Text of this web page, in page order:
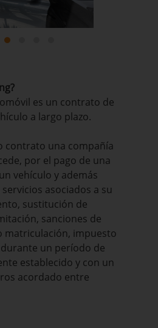
es un contrato de
a largo plazo.
contrato una compañía
por el pago de una
vehículo y además
asociados a su
sustitución de
sanciones de
matriculación, impuesto
un período de
establecido y con un
acordado entre